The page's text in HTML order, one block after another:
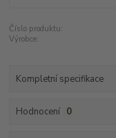
Číslo produktu:
Výrobce:
Kompletní specifikace
Hodnocení 0